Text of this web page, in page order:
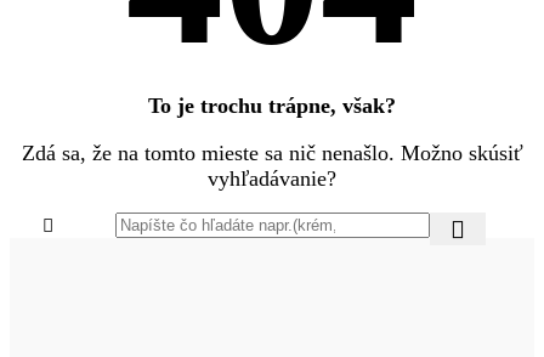
To je trochu trápne, však?
Zdá sa, že na tomto mieste sa nič nenašlo. Možno skúsiť
vyhľadávanie?